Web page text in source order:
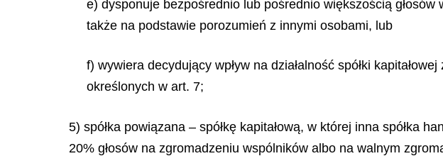
e) dysponuje bezpośrednio lub pośrednio większością
także na podstawie porozumień z innymi osobami, lub
f) wywiera decydujący wpływ na działalność spółki
określonych w art. 7;
5) spółka powiązana – spółkę kapitałową, w której inna spółka
20% głosów na zgromadzeniu wspólników albo na walnym